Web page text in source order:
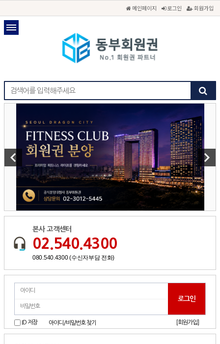
메인페이지 로그인 회원가입
keyboard_arrow_left keyboard_arrow_right
본사 고객센터
02.540.4300
080.540.4300 (수신자부담 전화)
ID 저장 아이디/비밀번호 찾기 [회원가입]